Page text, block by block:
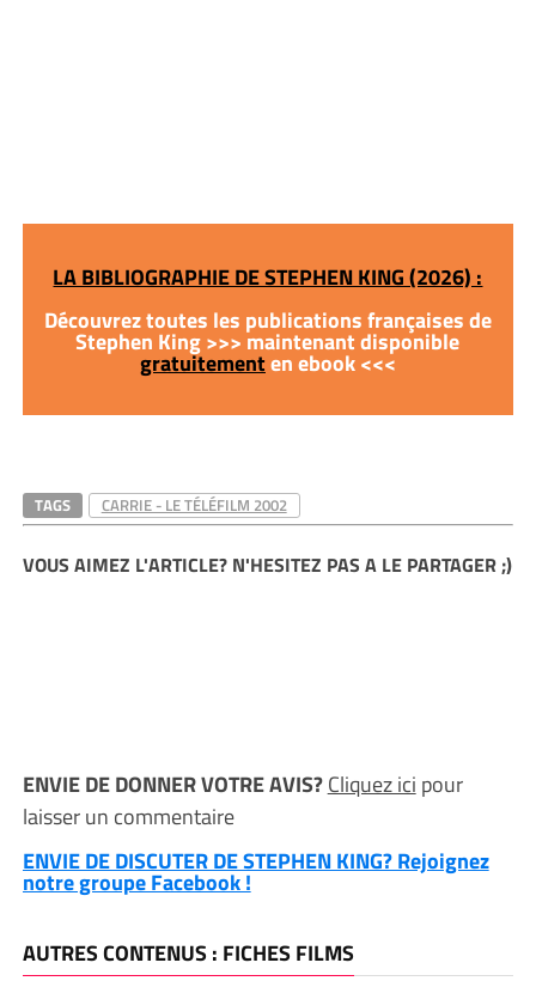
LA BIBLIOGRAPHIE DE STEPHEN KING (2026) :
Découvrez toutes les publications françaises de
Stephen King >>> maintenant disponible
gratuitementen ebook <<<
TAGS CARRIE - LE TÉLÉFILM 2002
VOUS AIMEZ L'ARTICLE? N'HESITEZ PAS A LE PARTAGER ;)
ENVIE DE DONNER VOTRE AVIS?Cliquez ici pour
laisser un commentaire
ENVIE DE DISCUTER DE STEPHEN KING? Rejoignez
notre groupe Facebook !
AUTRES CONTENUS : FICHES FILMS